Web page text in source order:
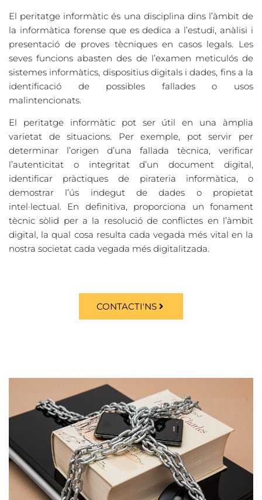
El peritatge informàtic és una disciplina dins l’àmbit de
la informàtica forense que es dedica a l’estudi, anàlisi i
presentació de proves tècniques en casos legals. Les
seves funcions abasten des de l’examen meticulós de
sistemes informàtics, dispositius digitals i dades, fins a la
identificació de possibles fallades o usos
malintencionats.
El peritatge informàtic pot ser útil en una àmplia
varietat de situacions. Per exemple, pot servir per
determinar l’origen d’una fallada tècnica, verificar
l’autenticitat o integritat d’un document digital,
identificar pràctiques de pirateria informàtica, o
demostrar l’ús indegut de dades o propietat
intel·lectual. En definitiva, proporciona un fonament
tècnic sòlid per a la resolució de conflictes en l’àmbit
digital, la qual cosa resulta cada vegada més vital en la
nostra societat cada vegada més digitalitzada.
CONTACTI'NS